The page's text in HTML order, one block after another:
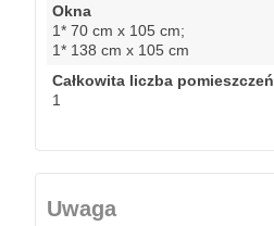
Okna
1* 70 cm x 105 cm;
1* 138 cm x 105 cm
Całkowita liczba pomieszczeń
1
Uwaga